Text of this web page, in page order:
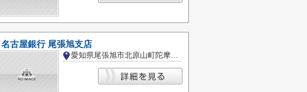
名古屋銀行 尾張旭支店
愛知県尾張旭市北原山町陀摩屋敷